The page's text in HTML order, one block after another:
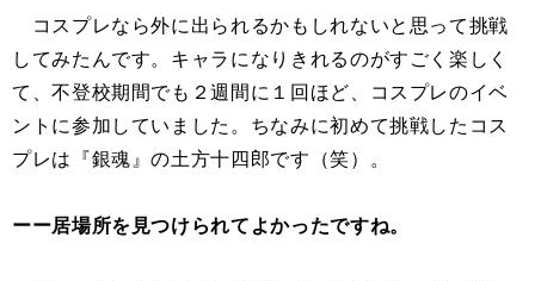
コスプレなら外に出られるかもしれないと思って挑戦
してみたんです。キャラになりきれるのがすごく楽しく
て、不登校期間でも２週間に１回ほど、コスプレのイベ
ントに参加していました。ちなみに初めて挑戦したコス
プレは『銀魂』の土方十四郎です（笑）。
ーー居場所を見つけられてよかったですね。